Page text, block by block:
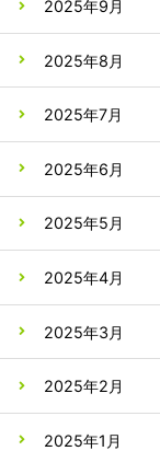
2025年9月
2025年8月
2025年7月
2025年6月
2025年5月
2025年4月
2025年3月
2025年2月
2025年1月